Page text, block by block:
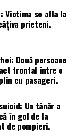
Victima se afla la
prieteni.
Două persoane
frontal între o
cu pasageri.
Un tânăr a
în gol de la
de pompieri.